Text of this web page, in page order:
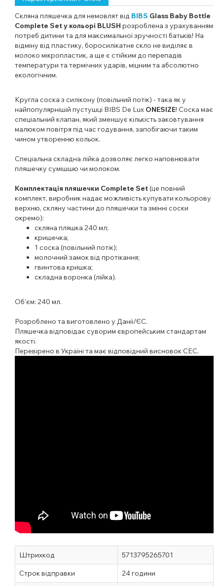
Скляна пляшечка для немовлят від BIBS Glass Baby Bottle
Complete Set у кольорі BLUSH розроблена з урахуванням
потреб дитини та для максимальної зручності батьків! На
відміну від пластику, боросилікатне скло не виділяє в
молоко мікропластик, а ще є стійким до перепадів
температури та термічних ударів, міцним та абсолютно
екологічним.
Кругла соска з силікону (повільний потік) - така як у
найпопулярнішій пустушці BIBS De Lux ONESIZE! Соска має
спеціальний клапан, який зменшує кількість заковтування
малюком повітря під час годування, запобігаючи таким
чином утворенню кольок.
Спеціальна складна лійка дозволяє легко наповнювати
пляшечку сумішшю чи молоком.
Комплектація пляшечки Complete Set(це повний
комплект, виробник надає можливість купувати кольорову
верхню, скляну частини до пляшечки та змінні соски
окремо):
скляна пляшка 240 мл;
кришечка;
1 соска (повільний потік);
молочний замок від протікання;
гвинтова кришка;
складна воронка (лійка).
Об'єм: 240 мл.
Розроблено та виготовлено у Данії/ЄС.
Пляшечка відповідає суворим європейським стандартам
якості.
Перевірено в Україні та має відповідний висновок СЕС.
Штрихкод 5713795265701
Строк відправки 24 години